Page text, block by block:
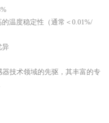
温度稳定性（通常＜0.01%/
异
器技术领域的先驱，其丰富的专